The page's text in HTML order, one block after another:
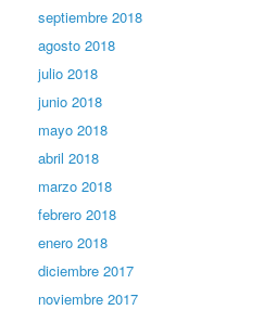
septiembre 2018
agosto 2018
julio 2018
junio 2018
mayo 2018
abril 2018
marzo 2018
febrero 2018
enero 2018
diciembre 2017
noviembre 2017